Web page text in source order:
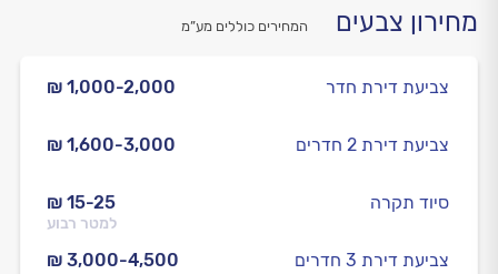
מחירון צבעים המחירים כוללים מע”מ
₪ 1,000-2,000 צביעת דירת חדר
₪ 1,600-3,000 צביעת דירת 2 חדרים
₪ 15-25
למטר רבוע
סיוד תקרה
₪ 3,000-4,500 צביעת דירת 3 חדרים